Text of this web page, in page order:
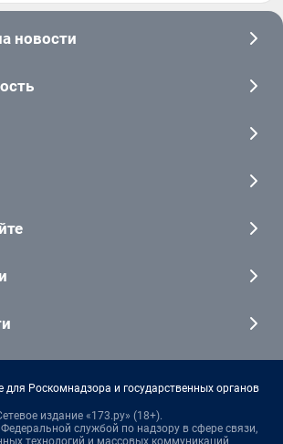
новости
для Роскомнадзора и государственных органов
издание «173.ру» (18+).
службой по надзору в сфере связи,
технологий и массовых коммуникаций